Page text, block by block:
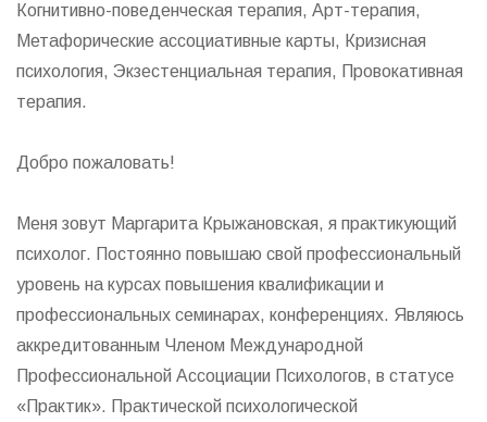
Когнитивно-поведенческая терапия, Арт-терапия,
Метафорические ассоциативные карты, Кризисная
психология, Экзестенциальная терапия, Провокативная
терапия.
Добро пожаловать!
Меня зовут Маргарита Крыжановская, я практикующий
психолог. Постоянно повышаю свой профессиональный
уровень на курсах повышения квалификации и
профессиональных семинарах, конференциях. Являюсь
аккредитованным Членом Международной
Профессиональной Ассоциации Психологов, в статусе
«Практик». Практической психологической